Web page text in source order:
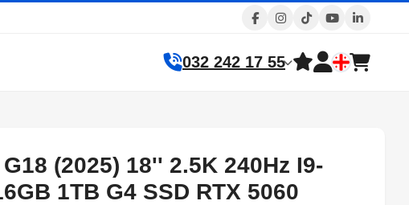
032 242 17 55
(2025) 18'' 2.5K 240Hz I9-
1TB G4 SSD RTX 5060